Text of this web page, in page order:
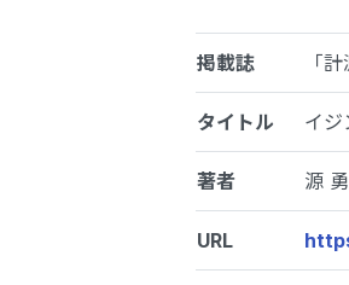
掲載誌 「
タイトル イジ
著者 源
URL